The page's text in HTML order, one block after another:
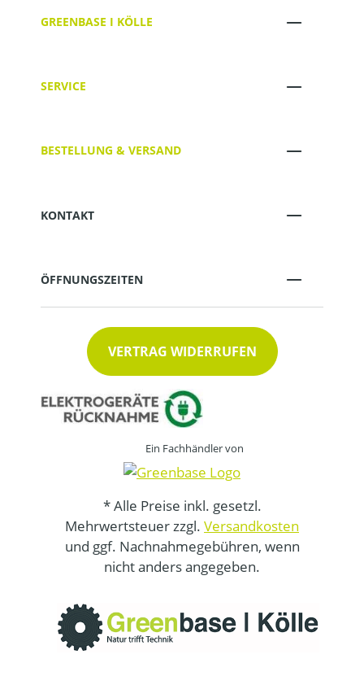
GREENBASE I KÖLLE
SERVICE
BESTELLUNG & VERSAND
KONTAKT
ÖFFNUNGSZEITEN
VERTRAG WIDERRUFEN
Ein Fachhändler von
* Alle Preise inkl. gesetzl.
Mehrwertsteuer zzgl. Versandkosten
und ggf. Nachnahmegebühren, wenn
nicht anders angegeben.